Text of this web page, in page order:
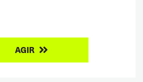
AGIR